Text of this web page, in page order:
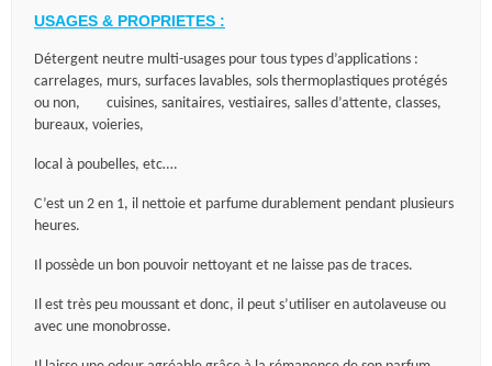
USAGES & PROPRIETES :
Détergent neutre multi-usages pour tous types d’applications :
carrelages, murs, surfaces lavables, sols thermoplastiques protégés
ou non,
cuisines, sanitaires, vestiaires, salles d’attente, classes,
bureaux, voieries,
local à poubelles, etc….
C’est un 2 en 1, il nettoie et parfume durablement pendant plusieurs
heures.
Il possède un bon pouvoir nettoyant et ne laisse pas de traces.
Il est très peu moussant et donc, il peut s’utiliser en autolaveuse ou
avec une monobrosse.